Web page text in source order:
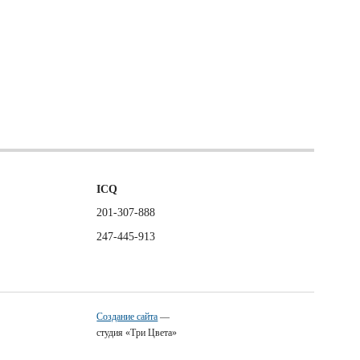
ICQ
201-307-888
247-445-913
Создание сайта —
студия «Три Цвета»